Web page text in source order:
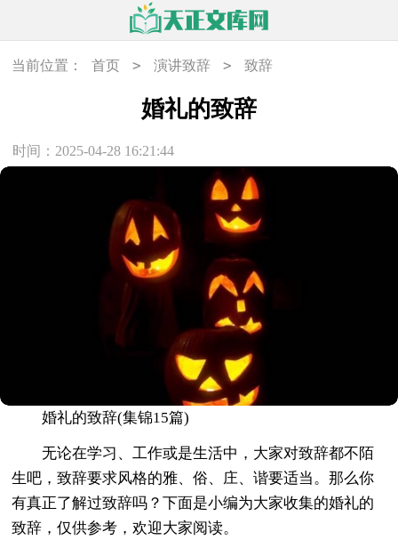
当前位置： 首页 > 演讲致辞 > 致辞
婚礼的致辞
时间：2025-04-28 16:21:44
婚礼的致辞(集锦15篇)
无论在学习、工作或是生活中，大家对致辞都不陌
生吧，致辞要求风格的雅、俗、庄、谐要适当。那么你
有真正了解过致辞吗？下面是小编为大家收集的婚礼的
致辞，仅供参考，欢迎大家阅读。